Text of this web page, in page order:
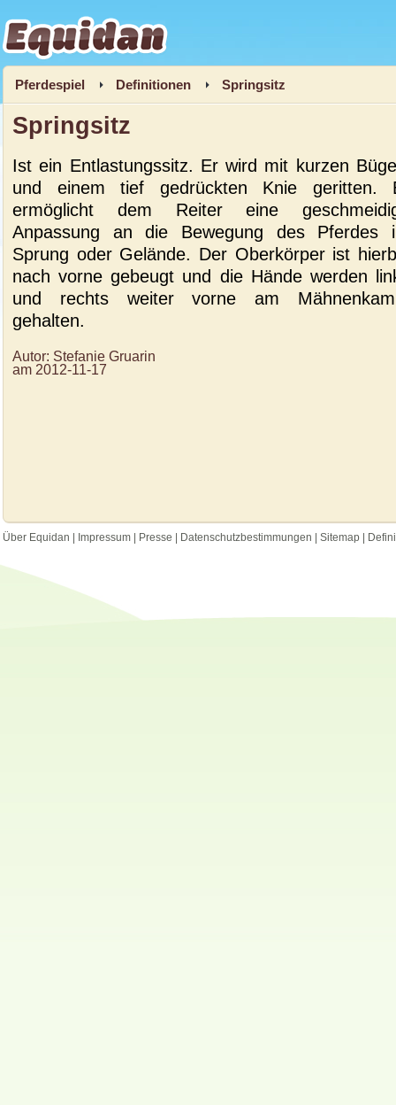
Equidan
Pferdespiel Definitionen Springsitz
Springsitz
Ist ein Entlastungssitz. Er wird mit kurzen
und einem tief gedrückten Knie geritten.
ermöglicht dem Reiter eine
Anpassung an die Bewegung des Pferdes
Sprung oder Gelände. Der Oberkörper ist
nach vorne gebeugt und die Hände werden
und rechts weiter vorne am
gehalten.
Autor: Stefanie Gruarin
am 2012-11-17
Über Equidan Impressum Presse Datenschutzbestimmungen Sitemap